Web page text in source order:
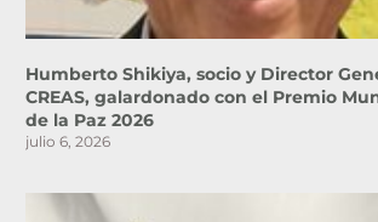
Humberto Shikiya, socio y Director
CREAS, galardonado con el Premio
de la Paz 2026
julio 6, 2026